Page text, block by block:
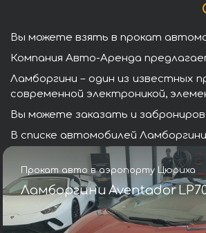
Вы можете взять в прокат
Компания Авто-Аренда
Ламборгини – один из известных
современной электроникой,
Вы можете заказать и
В списке автомобилей
Прокат авто в аэропорту Цюриха
Ламборгини Aventador